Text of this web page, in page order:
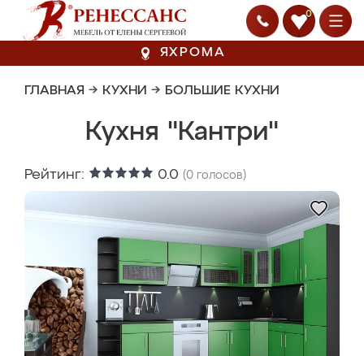
0
ЯХРОМА
ГЛАВНАЯ → КУХНИ → БОЛЬШИЕ КУХНИ
Кухня "Кантри"
Рейтинг: 0.0 (0 голосов)